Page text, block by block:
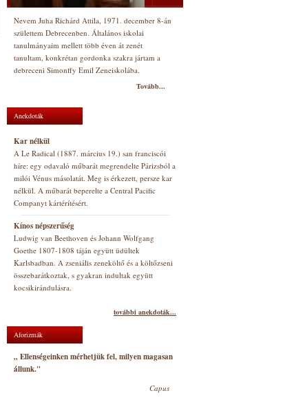
Nevem Juha Richárd Attila, 1971. december 8-án
születtem Debrecenben. Általános iskolai
tanulmányaim mellett több éven át zenét
tanultam, konkrétan gordonka szakra jártam a
debreceni Simonffy Emil Zeneiskolába.
Tovább...
Anekdoták
Kar nélkül
A Le Radical (1887. március 19.) san franciscói
híre: egy odavaló műbarát megrendelte Párizsból a
milói Vénus másolatát. Meg is érkezett, persze kar
nélkül. A műbarát beperelte a Central Pacific
Companyt kártérítésért.
Kínos népszerűség
Ludwig van Beethoven és Johann Wolfgang
Goethe 1807-1808 táján együtt üdültek
Karlsbadban. A zseniális zeneköltő és a költőzseni
összebarátkoztak, s gyakran indultak együtt
kocsikirándulásra.
további anekdoták...
Aforizmák
„ Ellenségeinken mérhetjük fel, milyen magasan
állunk."
Capus